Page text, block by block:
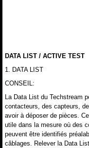
DATA LIST / ACTIVE TEST
1. DATA LIST
CONSEIL:
La Data List du Techstream
contacteurs, des capteurs,
avoir à déposer de pièces.
utile dans la mesure où des
peuvent être identifiés
câblages. Relever la Data